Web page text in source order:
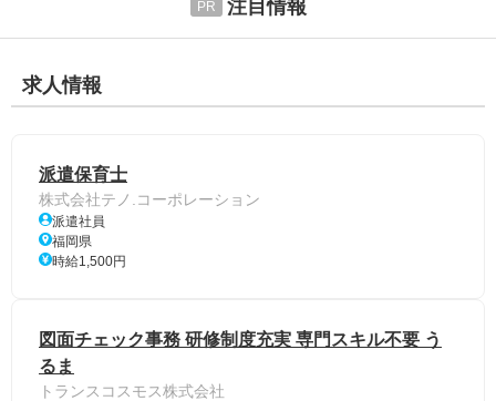
注目情報
求人情報
派遣保育士
株式会社テノ.コーポレーション
派遣社員
福岡県
時給1,500円
図面チェック事務 研修制度充実 専門スキル不要 う
るま
トランスコスモス株式会社